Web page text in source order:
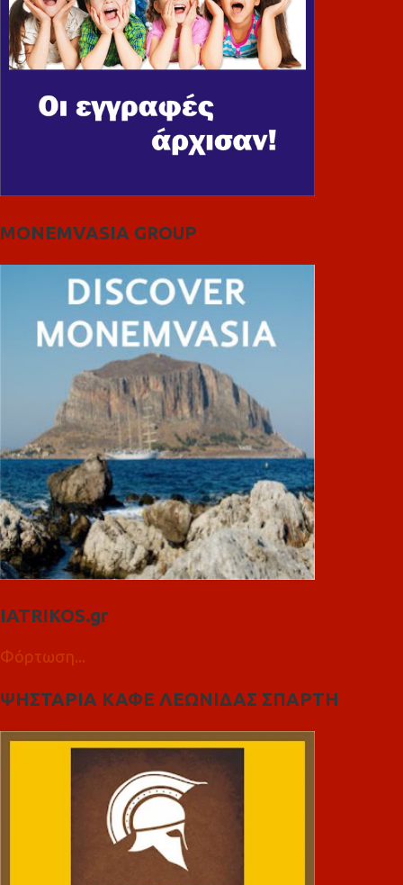
MONEMVASIA GROUP
IATRIKOS.gr
Φόρτωση...
ΨΗΣΤΑΡΙΑ ΚΑΦΕ ΛΕΩΝΙΔΑΣ ΣΠΑΡΤΗ